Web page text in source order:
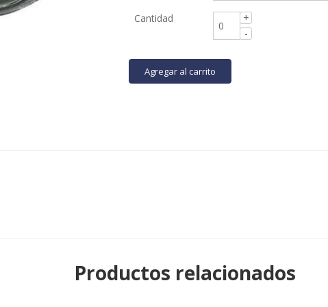
Cantidad
Agregar al carrito
Productos relacionados